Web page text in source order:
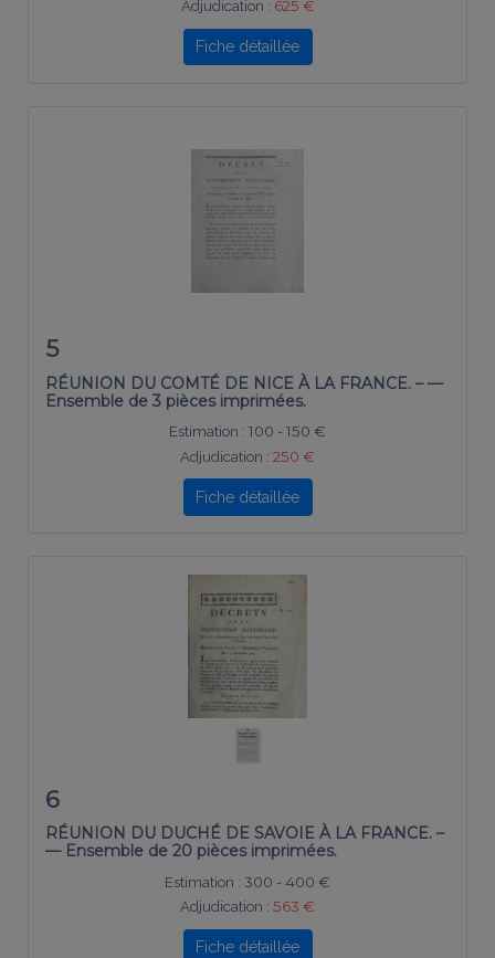
Adjudication : 625 €
Fiche détaillée
5
RÉUNION DU COMTÉ DE NICE À LA FRANCE. – —
Ensemble de 3 pièces imprimées.
Estimation : 100 - 150 €
Adjudication : 250 €
Fiche détaillée
6
RÉUNION DU DUCHÉ DE SAVOIE À LA FRANCE. –
— Ensemble de 20 pièces imprimées.
Estimation : 300 - 400 €
Adjudication : 563 €
Fiche détaillée